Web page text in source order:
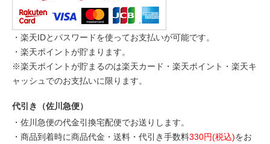
・楽天IDとパスワードを使ってお支払いが可能です。
・楽天ポイントが貯まります。
※楽天ポイントが貯まるのは楽天カード・楽天ポイント・楽天キ
ャッシュでのお支払いに限ります。
代引き（佐川急便）
・佐川急便の代金引換宅配便でお送りします。
・商品到着時に商品代金・送料・代引き手数料330円(税込)をお